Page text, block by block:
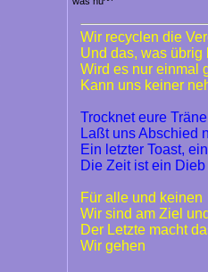
Wir recyclen die
Und das, was übrig
Wird es nur einmal
Kann uns keiner
Trocknet eure
Laßt uns Abschied
Ein letzter Toast,
Die Zeit ist ein Dieb
Für alle und keinen
Wir sind am Ziel
Der Letzte macht
Wir gehen